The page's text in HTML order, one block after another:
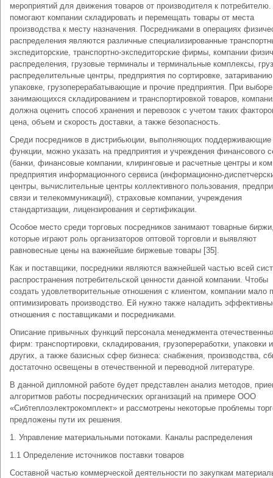
мероприятий для движения товаров от производителя к
помогают компании складировать и перемещать товары от места
производства к месту назначения. Посредниками в операциях
распределения являются различные специализированные
экспедиторские, транспортно-экспедиторские фирмы, компании
распределения, грузовые терминалы и терминальные комплексы,
распределительные центры, предприятия по сортировке,
упаковке, грузоперерабатывающие и прочие предприятия. При
занимающихся складированием и транспортировкой товаров,
должна оценить способ хранения и перевозок с учетом таких
цена, объем и скорость доставки, а также безопасность.
Среди посредников в дистрибьюции, выполняющих поддерживающие
функции, можно указать на предприятия и учреждения финансового
(банки, финансовые компании, клиринговые и расчетные центры и
предприятия информационного сервиса (информационно-
центры, вычислительные центры коллективного пользования,
связи и телекоммуникаций), страховые компании, учреждения
стандартизации, лицензирования и сертификации.
Особое место среди торговых посредников занимают товарные
которые играют роль организаторов оптовой торговли и выявляют
равновесные цены на важнейшие биржевые товары [35].
Как и поставщики, посредники являются важнейшей частью всей
распространения потребительской ценности данной компании. Чтобы
создать удовлетворительные отношения с клиентом, компании мало
оптимизировать производство. Ей нужно также наладить
отношения с поставщиками и посредниками.
Описание привычных функций персонала менеджмента
фирм: транспортировки, складирования, грузопереработки, упаковки и
других, а также базисных сфер бизнеса: снабжения, производства,
достаточно освещены в отечественной и переводной литературе.
В данной дипломной работе будет представлен анализ методов,
алгоритмов работы посреднических организаций на примере ООО
«Сибтеплоэлектрокомплект» и рассмотрены некоторые проблемы
предложены пути их решения.
1. Управление материальными потоками. Каналы распределения
1.1 Определение источников поставки товаров
Составной частью коммерческой деятельности по закупкам